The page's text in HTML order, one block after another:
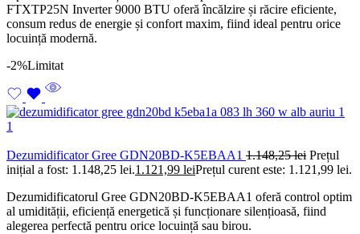
FTXTP25N Inverter 9000 BTU oferă încălzire și răcire eficiente,
consum redus de energie și confort maxim, fiind ideal pentru orice
locuință modernă.
-2%Limitat
Dezumidificator Gree GDN20BD-K5EBAA1 1.148,25lei Prețul
inițial a fost: 1.148,25 lei.1.121,99 leiPrețul curent este: 1.121,99 lei.
Dezumidificatorul Gree GDN20BD-K5EBAA1 oferă control optim
al umidității, eficiență energetică și funcționare silențioasă, fiind
alegerea perfectă pentru orice locuință sau birou.